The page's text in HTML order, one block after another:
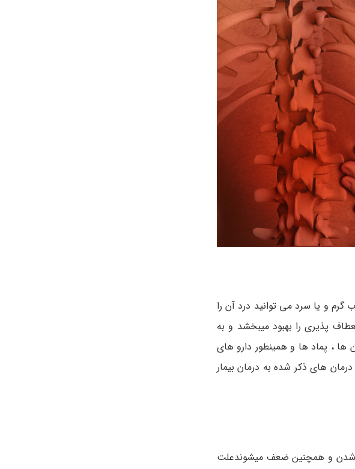
و یا سرد می توانید درد آن را
پذیری را بهبود میبخشد و به
ها ، پماد ها و همینطور دارو های
های ذکر شده به درمان بیمار
شدن و همچنین ضعف میشوندعلت